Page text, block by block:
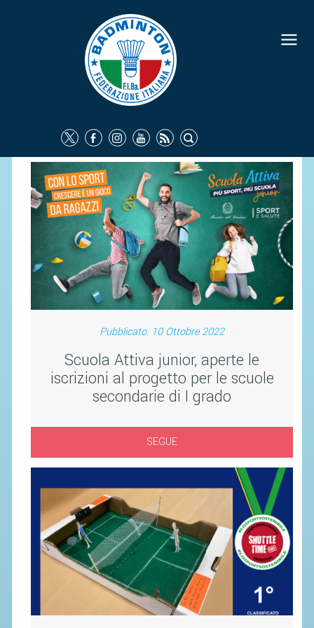
Pubblicato: 10 Ottobre 2022
Scuola Attiva junior, aperte le
iscrizioni al progetto per le scuole
secondarie di I grado
SEGUE
FEDERAZIONE
IDENTITÀ
COMMISSIONI FEDERALI
ORGANI TERRITORIALI
SOCIETÀ SPORTIVE
CARTE FEDERALI
ATTI UFFICIALI
TUTELA DELLA SALUTE -
ANTIDOPING
COMUNICAZIONE E MARKETING
AVVISI E BANDI
CIRCOLARI
SAFEGUARDING
RICHIESTA PATROCINIO
GIUSTIZIA FEDERALE
REGOLAMENTI
PROVVEDIMENTI
ORGANI DI GIUSTIZIA FEDERALE